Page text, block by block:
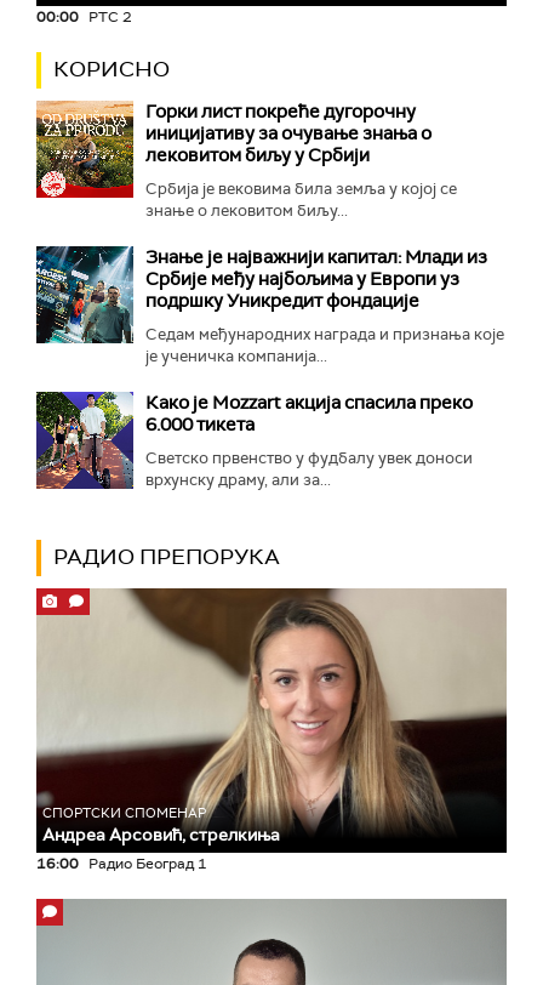
00:00 РТС 2
КОРИСНО
Горки лист покреће дугорочну
иницијативу за очување знања о
лековитом биљу у Србији
Србија је вековима била земља у којој се
знање о лековитом биљу...
Знање је најважнији капитал: Млади из
Србије међу најбољима у Европи уз
подршку Уникредит фондације
Седам међународних награда и признања које
је ученичка компанија...
Како је Mozzart акција спасила преко
6.000 тикета
Светско првенство у фудбалу увек доноси
врхунску драму, али за...
РАДИО ПРЕПОРУКА
СПОРТСКИ СПОМЕНАР
Андреа Арсовић, стрелкиња
16:00 Радио Београд 1